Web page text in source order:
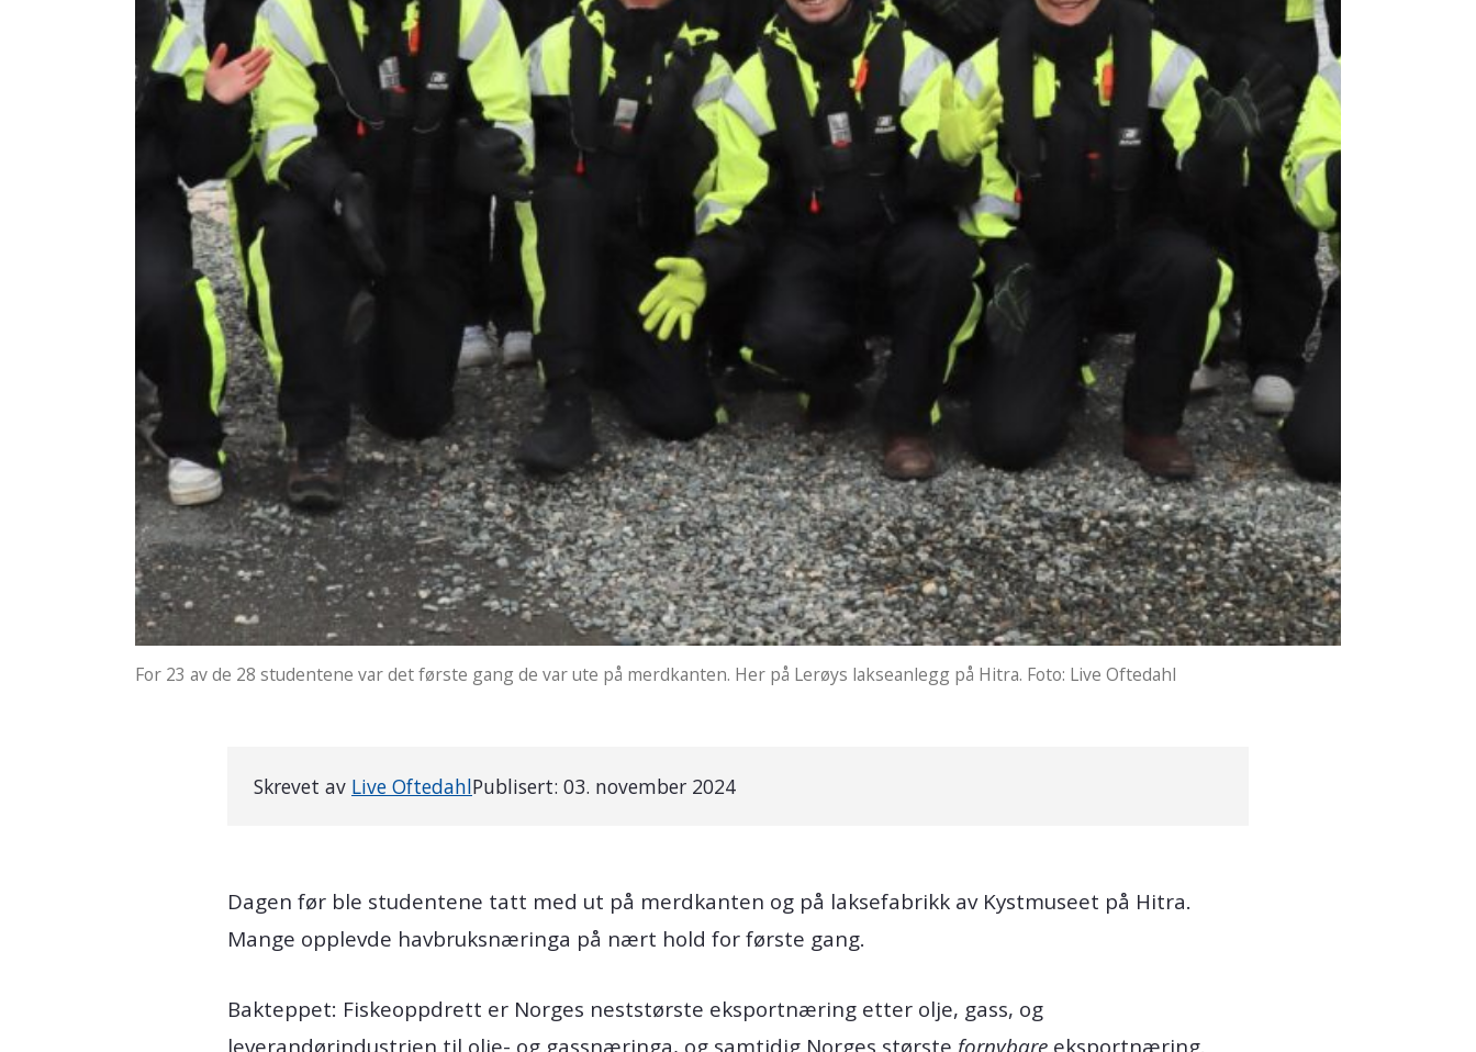
For 23 av de 28 studentene var det første gang de var ute på merdkanten. Her på Lerøys lakseanlegg på Hitra. Foto: Live Oftedahl
Skrevet av Live OftedahlPublisert: 03. november 2024
Dagen før ble studentene tatt med ut på merdkanten og på laksefabrikk av Kystmuseet på Hitra.
Mange opplevde havbruksnæringa på nært hold for første gang.
Bakteppet: Fiskeoppdrett er Norges neststørste eksportnæring etter olje, gass, og
leverandørindustrien til olje- og gassnæringa, og samtidig Norges største fornybare eksportnæring.